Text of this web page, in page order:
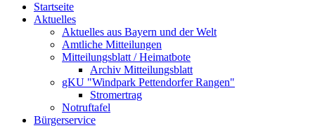
Startseite
Aktuelles
Aktuelles aus Bayern und der Welt
Amtliche Mitteilungen
Mitteilungsblatt / Heimatbote
Archiv Mitteilungsblatt
gKU "Windpark Pettendorfer Rangen"
Stromertrag
Notruftafel
Bürgerservice